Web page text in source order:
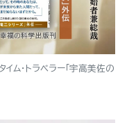
ム・トラベラー「宇高美佐の